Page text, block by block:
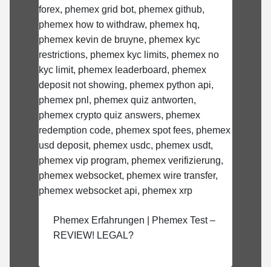
Phemex Erfahrungen | Phemex Test –
REVIEW! LEGAL?